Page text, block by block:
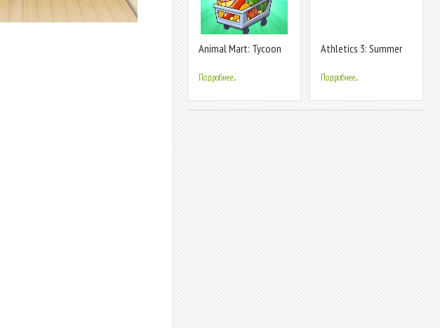
Animal Mart: Tycoon
Подробнее...
Athletics 3: Summer
Подробнее...